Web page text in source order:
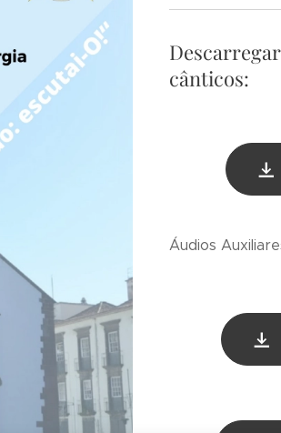
cânticos:
Áudios